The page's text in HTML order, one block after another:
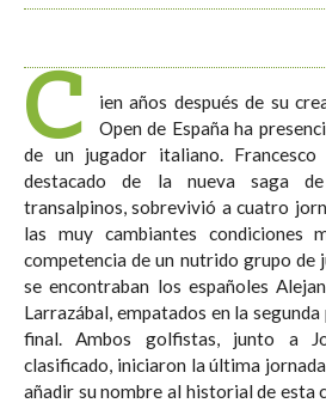
C
ien años después de su
Open de España ha
de un jugador italiano. Francesco
destacado de la nueva saga
transalpinos, sobrevivió a cuatro
las muy cambiantes condiciones
competencia de un nutrido grupo de
se encontraban los españoles
Larrazábal, empatados en la
final. Ambos golfistas, junto a Jorge Campillo, quinto
clasificado, iniciaron la última
añadir su nombre al historial de esta